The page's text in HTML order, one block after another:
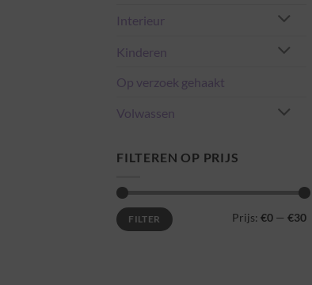
Interieur
Kinderen
Op verzoek gehaakt
Volwassen
FILTEREN OP PRIJS
Min.
prijs
Max.
prijsFILTER Prijs: €0 — €30